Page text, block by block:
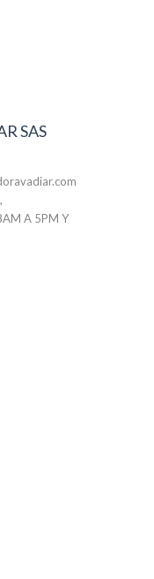
SAS
A 5PM Y